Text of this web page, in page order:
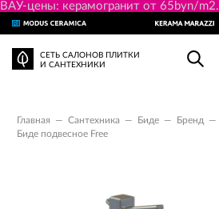
ВАУ-цены: керамогранит от 65byn/m2.
СЕТЬ САЛОНОВ ПЛИТКИ
И САНТЕХНИКИ
Главная — Сантехника — Биде — Бренд —
Биде подвесное Free